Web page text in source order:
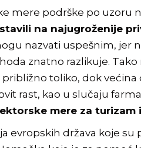
podrške po uzoru
na najugroženije
nazvati uspešnim, jer
znatno razlikuje.
toliko, dok
rast, kao u slučaju
mere za
evropskih država koje